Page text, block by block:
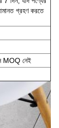
গ্রহণ করতে
MOQ নেই